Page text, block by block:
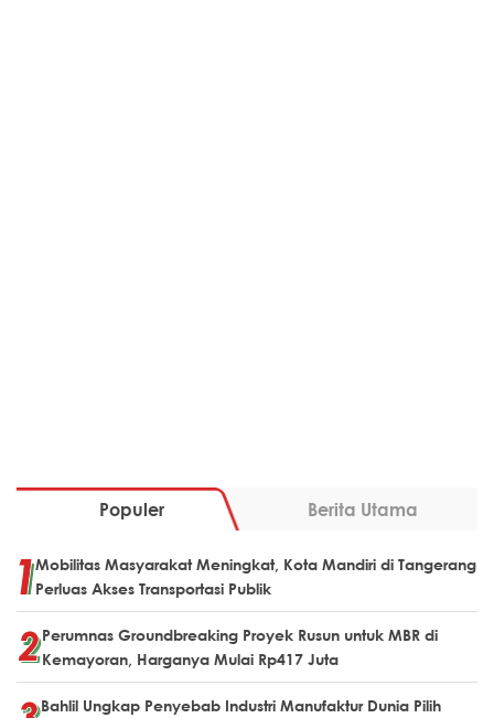
Populer Berita Utama
Mobilitas Masyarakat Meningkat, Kota Mandiri di Tangerang
Perluas Akses Transportasi Publik
Perumnas Groundbreaking Proyek Rusun untuk MBR di
Kemayoran, Harganya Mulai Rp417 Juta
Bahlil Ungkap Penyebab Industri Manufaktur Dunia Pilih